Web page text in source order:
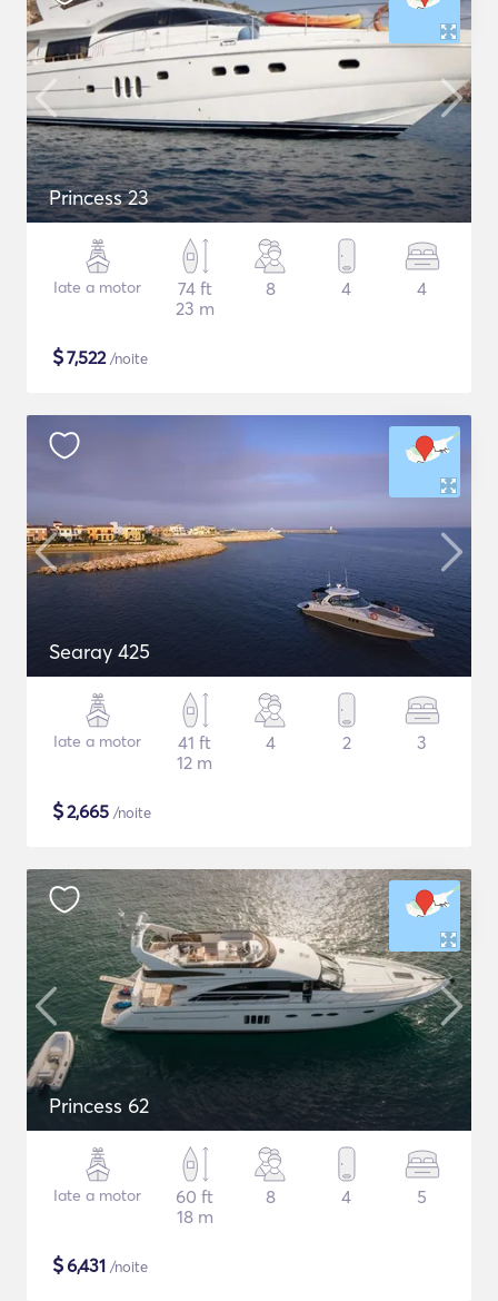
Princess 23
Iate a motor
74 ft
23 m
8 4 4
$7,522/noite
Searay 425
Iate a motor
41 ft
12 m
4 2 3
$2,665 /noite
Princess 62
Iate a motor
60 ft
18 m
8 4 5
$6,431 /noite